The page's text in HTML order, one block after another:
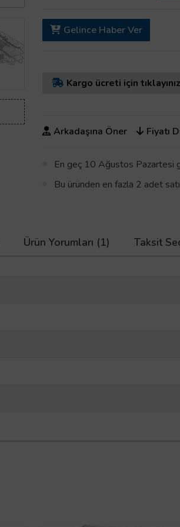
Gelince Haber Ver
Kargo ücreti için
Arkadaşına Öner Fiyatı
En geç 10 Ağustos Pazartesi
Bu üründen en fazla 2 adet
Ürün Yorumları (1) Taksit